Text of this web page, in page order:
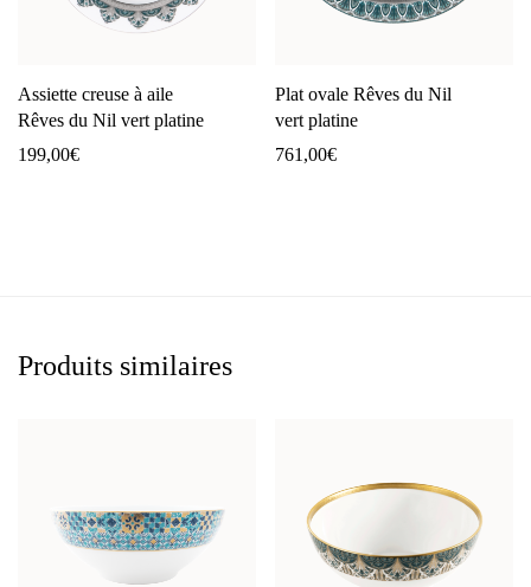
Assiette creuse à aile
Rêves du Nil vert platine
199,00€
Plat ovale Rêves du Nil
vert platine
761,00€
Produits similaires